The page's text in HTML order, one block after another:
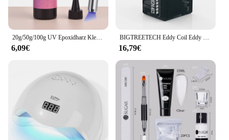
20g/50g/100g UV Epoxidharz Kleber DIY Schmuck Machen Hohe Transparenz Schnell Trocknend hohe Härte Kleber UV Lampe DIY Handwerk Dekor
6,09€
BIGTREETECH Eddy Coil Eddy Duo Hochgeschwindigkeits-Nivellierwerkzeug für Klipper 20 Sek. schnelle Nivellierung für StealthBurner Voron 2.4 3D-Drucker
16,79€